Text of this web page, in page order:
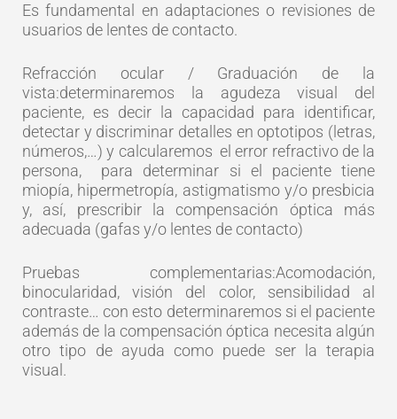
Es fundamental en adaptaciones o revisiones de
usuarios de lentes de contacto.
Refracción ocular / Graduación de la
vista:determinaremos la agudeza visual del
paciente, es decir la capacidad para identificar,
detectar y discriminar detalles en optotipos (letras,
números,…) y calcularemos el error refractivo de la
persona, para determinar si el paciente tiene
miopía, hipermetropía, astigmatismo y/o presbicia
y, así, prescribir la compensación óptica más
adecuada (gafas y/o lentes de contacto)
Pruebas complementarias:Acomodación,
binocularidad, visión del color, sensibilidad al
contraste… con esto determinaremos si el paciente
además de la compensación óptica necesita algún
otro tipo de ayuda como puede ser la terapia
visual.